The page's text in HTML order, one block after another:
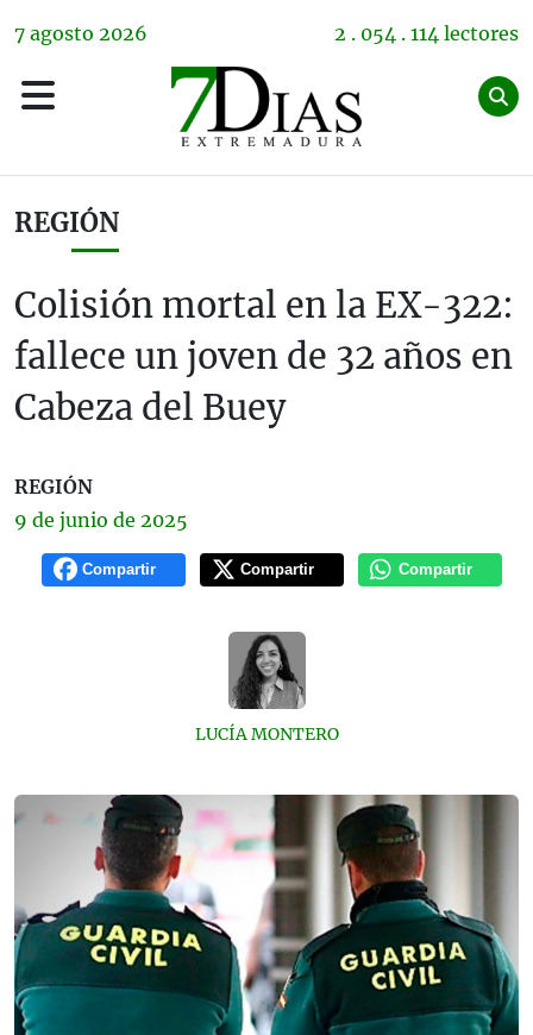
7 agosto 2026 2 . 054 . 114 lectores
REGIÓN
Colisión mortal en la EX-322:
fallece un joven de 32 años en
Cabeza del Buey
REGIÓN
9 de junio de 2025
Compartir Compartir Compartir
LUCÍA MONTERO